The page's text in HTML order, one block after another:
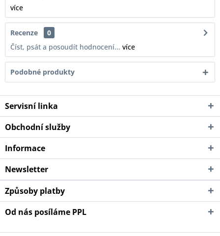
více
Recenze
0
Číst, psát a posoudít hodnocení... více
Podobné produkty
Servisní linka
Obchodní služby
Informace
Newsletter
Způsoby platby
Od nás posíláme PPL